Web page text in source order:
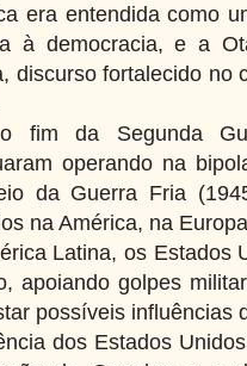
era entendida como
à democracia, e a
discurso fortalecido no
fim da Segunda
operando na
da Guerra Fria
na América, na
Latina, os Estados
apoiando golpes
possíveis influências
dos Estados